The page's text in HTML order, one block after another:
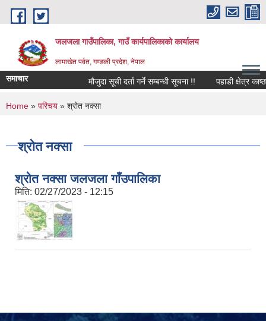
Skip to main content
जलजला गाउँपालिका, गाउँ कार्यपालिकाको कार्यालय
लामाखेत पर्वत, गण्डकी प्रदेश, नेपाल
समाचार मौजुदा सूची दर्ता गर्ने सम्बन्धी सूचना !! पहाडी क्षेत्र
You are here
Home » परिचय » श्रोत नक्सा
श्रोत नक्सा
श्रोत नक्सा जलजला गाँउपालिका
मिति: 02/27/2023 - 12:15